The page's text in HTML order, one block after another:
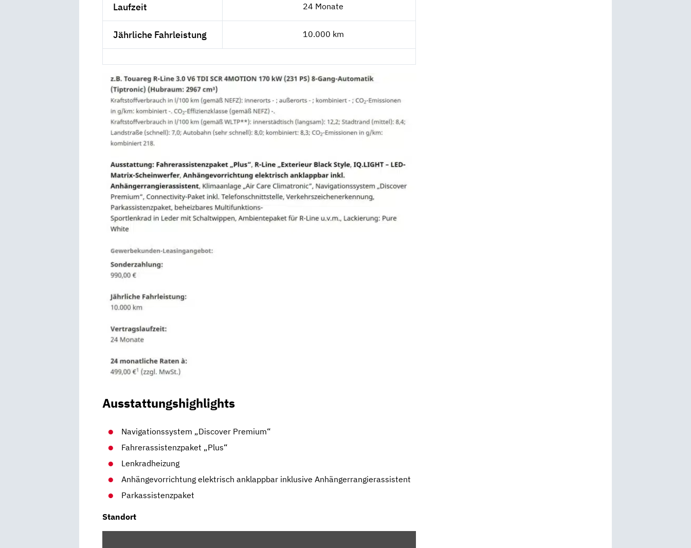
Laufzeit 24 Monate
Jährliche Fahrleistung 10.000 km
Ausstattungshighlights
Navigationssystem „Discover Premium“
Fahrerassistenzpaket „Plus“
Lenkradheizung
Anhängevorrichtung elektrisch anklappbar inklusive Anhängerrangierassistent
Parkassistenzpaket
Standort